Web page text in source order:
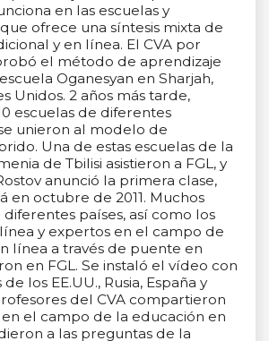
en las escuelas y
ofrece una síntesis mixta de
y en línea. El CVA por
el método de aprendizaje
Oganesyan en Sharjah,
Unidos. 2 años más tarde,
escuelas de diferentes
unieron al modelo de
Una de estas escuelas de la
de Tbilisi asistieron a FGL, y
anunció la primera clase,
en octubre de 2011. Muchos
países, así como los
y expertos en el campo de
línea a través de puente en
en FGL. Se instaló el vídeo con
los EE.UU., Rusia, España y
del CVA compartieron
el campo de la educación en
a las preguntas de la